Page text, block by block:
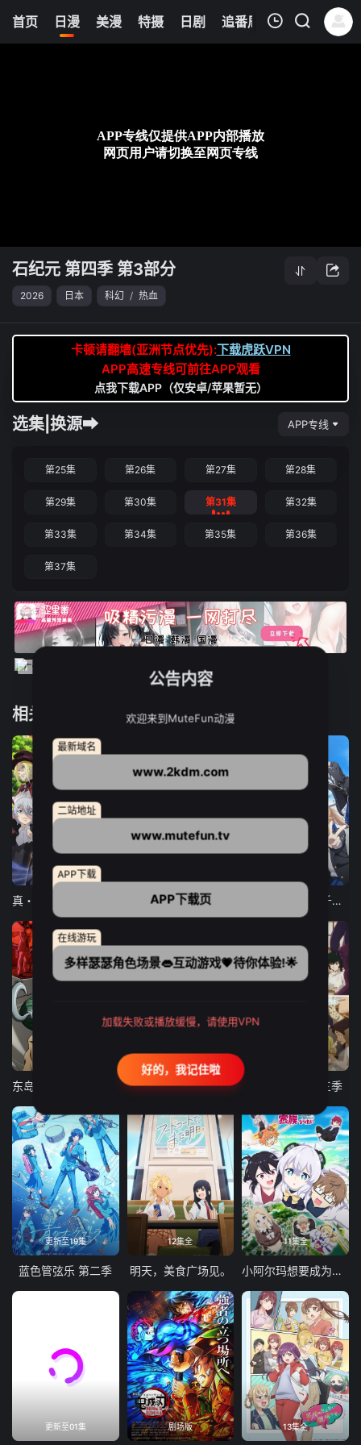
首页 日漫 美漫 特摄 日剧 追番周表 今日更新
6
清空
石纪元 第四季 第3部分
2026 日本 科幻 / 热血
卡顿请翻墙(亚洲节点优先):下载虎跃VPN
APP高速专线可前往APP观看
点我下载APP（仅安卓/苹果暂无）
选集|换源➡ APP专线
第25集 第26集 第27集 第28集
第29集 第30集 第31集 第32集
第33集 第34集 第35集 第36集
第37集
相关推荐
12集全
东京猫猫 NEW～♡ 弹珠汽水瓶里的千岁同学
更新至21集
古诺希亚 致不灭的你 第三季
更新至19集
蓝色管弦乐 第二季
12集全
明天，美食广场见。
11集全
小阿尔玛想要成为家人
更新至01集 剧场版 13集全
公告内容
欢迎来到MuteFun动漫
最新域名
www.2kdm.com
二站地址
www.mutefun.tv
APP下载
APP下载页
在线游玩
多样瑟瑟角色场景👄互动游戏💗待你体验!🌟
加载失败或播放缓慢，请使用VPN
好的，我记住啦